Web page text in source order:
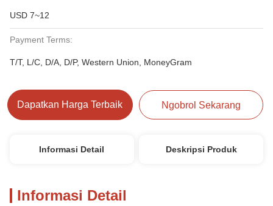
USD 7~12
Payment Terms:
T/T, L/C, D/A, D/P, Western Union, MoneyGram
Dapatkan Harga Terbaik Ngobrol Sekarang
Informasi Detail Deskripsi Produk
Informasi Detail